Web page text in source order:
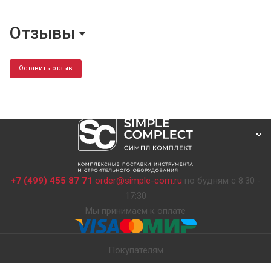
Отзывы
Оставить отзыв
+7 (499) 455 87 71 order@simple-com.ru по будням с 8:30 -
17:30
Мы принимаем к оплате
Покупателям